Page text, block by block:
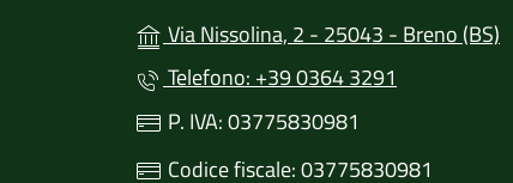
Via Nissolina, 2 - 25043 - Breno (BS)
Telefono: +39 0364 3291
P. IVA: 03775830981
Codice fiscale: 03775830981